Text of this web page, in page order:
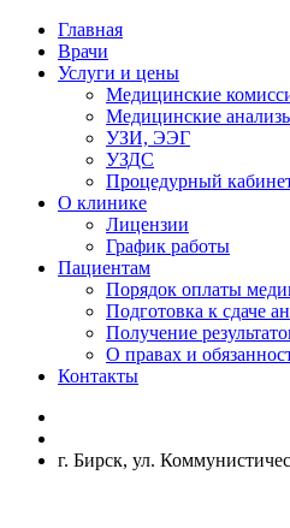
Главная
Врачи
Услуги и цены
Медицинские
Медицинские
УЗИ, ЭЭГ
УЗДС
Процедурный
О клинике
Лицензии
График работы
Пациентам
Порядок оплаты
Подготовка к сдаче
Получение
О правах и
Контакты
г. Бирск, ул.